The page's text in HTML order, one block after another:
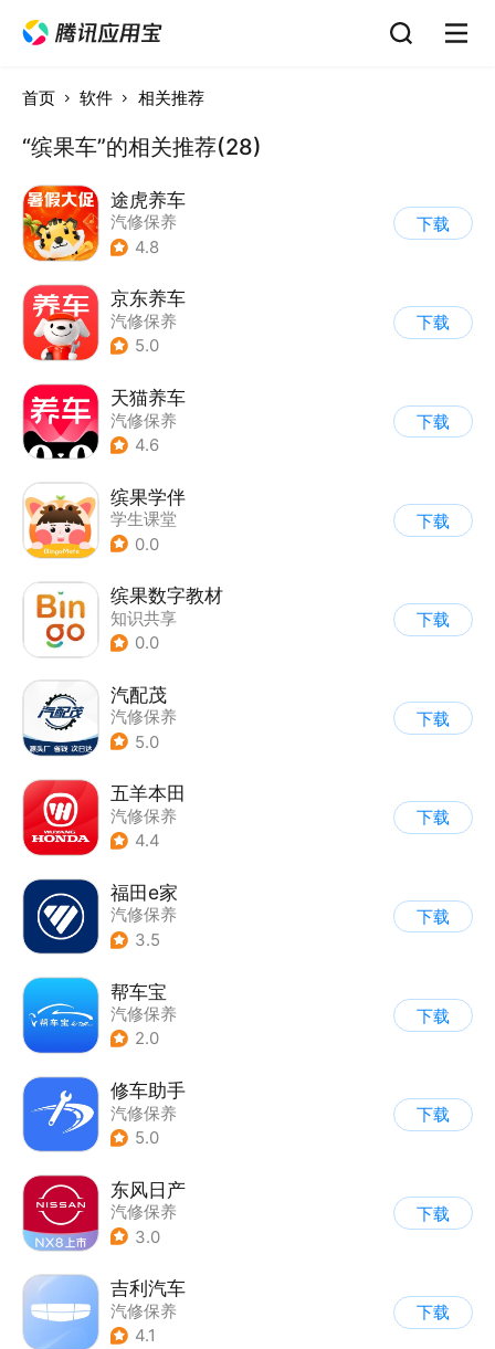
首页 软件 相关推荐
“缤果车”的相关推荐(28)
途虎养车
汽修保养
4.8
下载
京东养车
汽修保养
5.0
下载
天猫养车
汽修保养
4.6
下载
缤果学伴
学生课堂
0.0
下载
缤果数字教材
知识共享
0.0
下载
汽配茂
汽修保养
5.0
下载
五羊本田
汽修保养
4.4
下载
福田e家
汽修保养
3.5
下载
帮车宝
汽修保养
2.0
下载
修车助手
汽修保养
5.0
下载
东风日产
汽修保养
3.0
下载
吉利汽车
汽修保养
4.1
下载